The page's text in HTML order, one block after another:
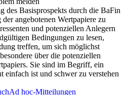
des Basisprospekts durch die BaFin
angebotenen Wertpapiere zu
und potenziellen Anlegern
Bedingungen zu lesen,
treffen, um sich möglichst
über die potenziellen
Sie sind im Begriff, ein
einfach ist und schwer zu verstehen
Ad hoc-Mitteilungen